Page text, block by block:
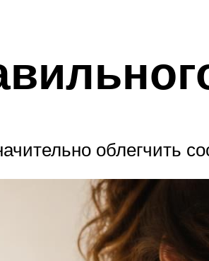
облегчить